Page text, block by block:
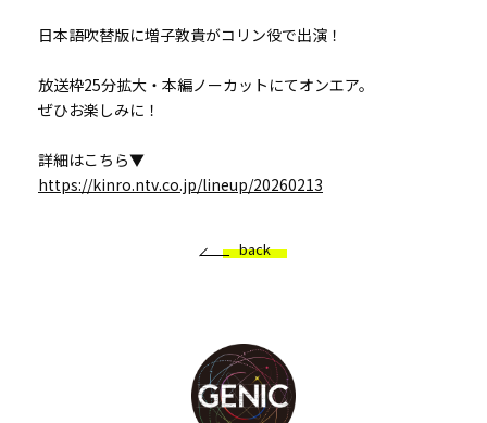
日本語吹替版に増子敦貴がコリン役で出演！
放送枠25分拡大・本編ノーカットにてオンエア。
ぜひお楽しみに！
詳細はこちら▼
https://kinro.ntv.co.jp/lineup/20260213
back